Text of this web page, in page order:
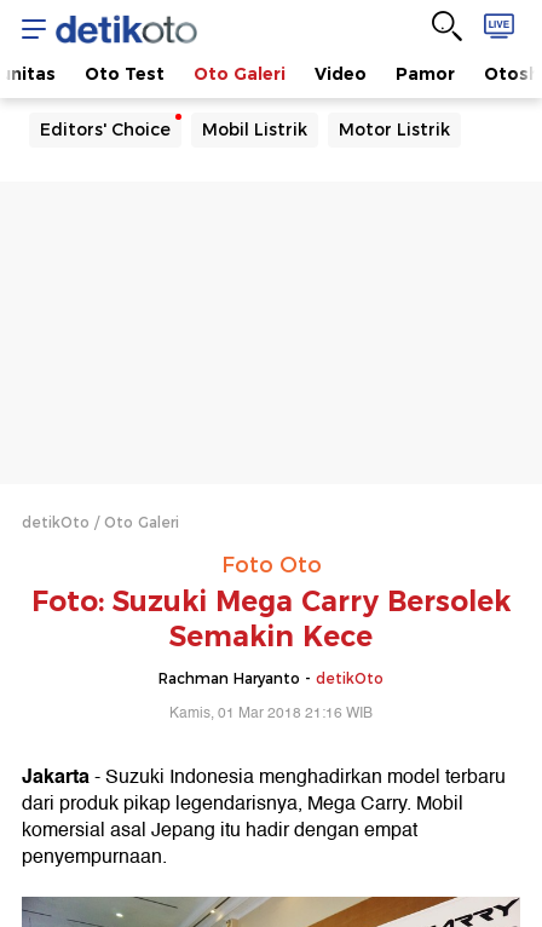
Oto Test Oto Galeri Video Pamor
Editors' Choice Mobil Listrik Motor Listrik
detikOto Oto Galeri
Foto Oto
Foto: Suzuki Mega Carry Bersolek
Semakin Kece
Rachman Haryanto - detikOto
Kamis, 01 Mar 2018 21:16 WIB
Jakarta- Suzuki Indonesia menghadirkan model terbaru
dari produk pikap legendarisnya, Mega Carry. Mobil
komersial asal Jepang itu hadir dengan empat
penyempurnaan.